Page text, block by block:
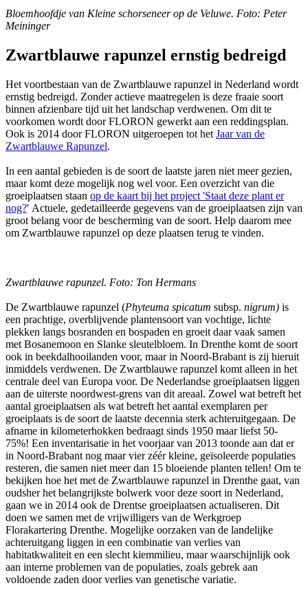
Bloemhoofdje van Kleine schorseneer op de Veluwe. Foto: Peter
Meininger
Zwartblauwe rapunzel ernstig bedreigd
Het voortbestaan van de Zwartblauwe rapunzel in Nederland wordt
ernstig bedreigd. Zonder actieve maatregelen is deze fraaie soort
binnen afzienbare tijd uit het landschap verdwenen. Om dit te
voorkomen wordt door FLORON gewerkt aan een reddingsplan.
Ook is 2014 door FLORON uitgeroepen tot het Jaar van de
Zwartblauwe Rapunzel.
In een aantal gebieden is de soort de laatste jaren niet meer gezien,
maar komt deze mogelijk nog wel voor. Een overzicht van die
groeiplaatsen staan op de kaart bij het project 'Staat deze plant er
nog?' Actuele, gedetailleerde gegevens van de groeiplaatsen zijn van
groot belang voor de bescherming van de soort. Help daarom mee
om Zwartblauwe rapunzel op deze plaatsen terug te vinden.
Zwartblauwe rapunzel. Foto: Ton Hermans
De Zwartblauwe rapunzel (Phyteuma spicatum subsp. nigrum) is
een prachtige, overblijvende plantensoort van vochtige, lichte
plekken langs bosranden en bospaden en groeit daar vaak samen
met Bosanemoon en Slanke sleutelbloem. In Drenthe komt de soort
ook in beekdalhooilanden voor, maar in Noord-Brabant is zij hieruit
inmiddels verdwenen. De Zwartblauwe rapunzel komt alleen in het
centrale deel van Europa voor. De Nederlandse groeiplaatsen liggen
aan de uiterste noordwest-grens van dit areaal. Zowel wat betreft het
aantal groeiplaatsen als wat betreft het aantal exemplaren per
groeiplaats is de soort de laatste decennia sterk achteruitgegaan. De
afname in kilometerhokken bedraagt sinds 1950 maar liefst 50-
75%! Een inventarisatie in het voorjaar van 2013 toonde aan dat er
in Noord-Brabant nog maar vier zéér kleine, geïsoleerde populaties
resteren, die samen niet meer dan 15 bloeiende planten tellen! Om te
bekijken hoe het met de Zwartblauwe rapunzel in Drenthe gaat, van
oudsher het belangrijkste bolwerk voor deze soort in Nederland,
gaan we in 2014 ook de Drentse groeiplaatsen actualiseren. Dit
doen we samen met de vrijwilligers van de Werkgroep
Florakartering Drenthe. Mogelijke oorzaken van de landelijke
achteruitgang liggen in een combinatie van verlies van
habitatkwaliteit en een slecht kiemmilieu, maar waarschijnlijk ook
aan interne problemen van de populaties, zoals gebrek aan
voldoende zaden door verlies van genetische variatie.